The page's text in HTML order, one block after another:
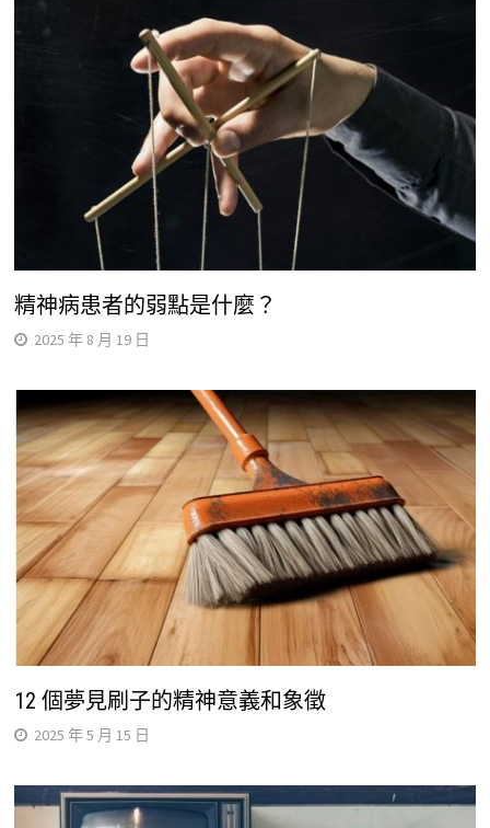
精神病患者的弱點是什麼？
2025 年 8 月 19 日
12 個夢見刷子的精神意義和象徵
2025 年 5 月 15 日